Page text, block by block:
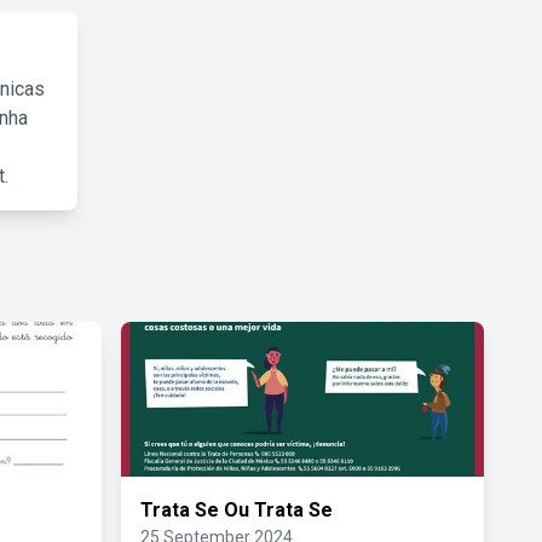
Trata Se Ou Trata Se
25 September 2024